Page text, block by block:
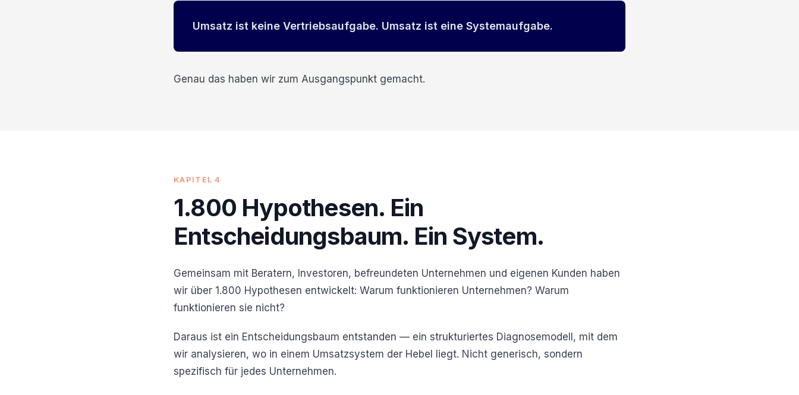
Umsatz ist keine Vertriebsaufgabe. Umsatz ist eine Systemaufgabe.
Genau das haben wir zum Ausgangspunkt gemacht.
KAPITEL 4
1.800 Hypothesen. Ein
Entscheidungsbaum. Ein System.
Gemeinsam mit Beratern, Investoren, befreundeten Unternehmen und eigenen Kunden haben
wir über 1.800 Hypothesen entwickelt: Warum funktionieren Unternehmen? Warum
funktionieren sie nicht?
Daraus ist ein Entscheidungsbaum entstanden — ein strukturiertes Diagnosemodell, mit dem
wir analysieren, wo in einem Umsatzsystem der Hebel liegt. Nicht generisch, sondern
spezifisch für jedes Unternehmen.